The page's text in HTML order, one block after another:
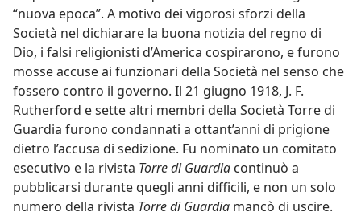
“nuova epoca”. A motivo dei vigorosi sforzi della
Società nel dichiarare la buona notizia del regno di
Dio, i falsi religionisti d’America cospirarono, e furono
mosse accuse ai funzionari della Società nel senso che
fossero contro il governo. Il 21 giugno 1918, J. F.
Rutherford e sette altri membri della Società Torre di
Guardia furono condannati a ottant’anni di prigione
dietro l’accusa di sedizione. Fu nominato un comitato
esecutivo e la rivista Torre di Guardia continuò a
pubblicarsi durante quegli anni difficili, e non un solo
numero della rivista Torre di Guardia mancò di uscire.